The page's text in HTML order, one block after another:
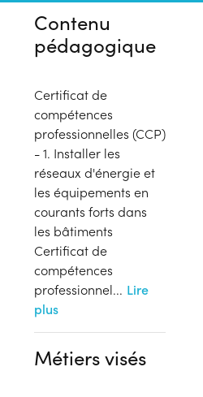
Contenu
pédagogique
Certificat de
compétences
professionnelles (CCP)
- 1. Installer les
réseaux d'énergie et
les équipements en
courants forts dans
les bâtiments
Certificat de
compétences
professionnel... Lire
plus
Métiers visés